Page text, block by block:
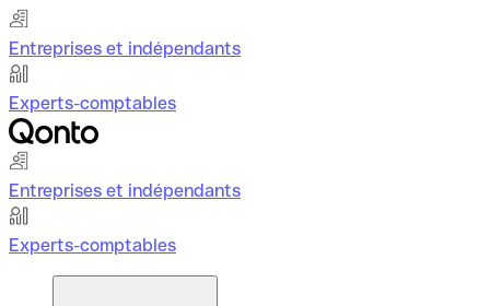
Entreprises et indépendants
Experts-comptables
Entreprises et indépendants
Experts-comptables